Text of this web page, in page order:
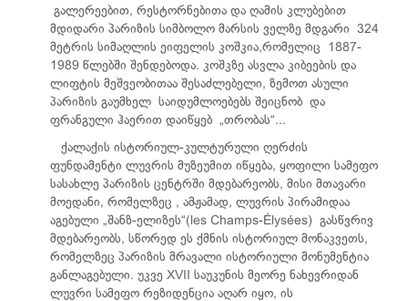
გალერეებით, რესტორნებითა და ღამის კლუბებით
მდიდარი პარიზის სიმბოლო მარსის ველზე მდგარი 324
მეტრის სიმაღლის ეიფელის კოშკია,რომელიც 1887-
1989 წლებში შენდებოდა. კოშკზე ასვლა კიბეების და
ლიფტის მეშვეობითაა შესაძლებელი, ზემოთ ასული
პარიზის გაუმხელ საიდუმლოებებს შეიცნობ და
ფრანგული ჰაერით დაიწყებ „თრობას“...
ქალაქის ისტორიულ-კულტურული ღერძის
ფუნდამენტი ლუვრის მუზეუმით იწყება, ყოფილი სამეფო
სასახლე პარიზის ცენტრში მდებარეობს, მისი მთავარი
მოედანი, რომელზეც , ამჟამად, ლუვრის პირამიდაა
აგებული „შანზ-ელიზეს“(les Champs-Élysées) გასწვრივ
მდებარეობს, სწორედ ეს ქმნის ისტორიულ მონაკვეთს,
რომელზეც პარიზის მრავალი ისტორიული მონუმენტია
განლაგებული. უკვე XVII საუკუნის მეორე ნახევრიდან
ლუვრი სამეფო რეზიდენცია აღარ იყო, ის